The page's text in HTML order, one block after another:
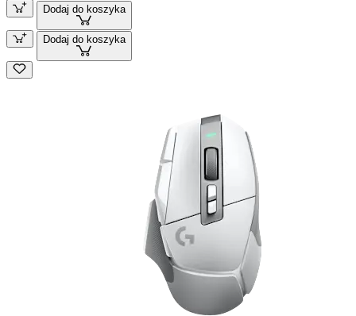
Dodaj do koszyka
Dodaj do koszyka